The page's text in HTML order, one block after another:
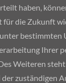
haben,
für die Zukunft
unter bestimmten
Ihrer
Weiteren
zuständigen